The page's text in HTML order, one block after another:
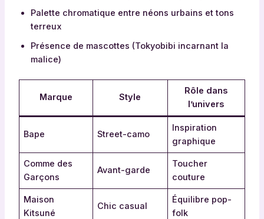
Palette chromatique entre néons urbains et tons
terreux
Présence de mascottes (Tokyobibi incarnant la
malice)
Marque Style
Rôle dans
l’univers
Bape Street-camo
Inspiration
graphique
Comme des
Garçons
Avant-garde
Toucher
couture
Maison
Kitsuné
Chic casual
Équilibre pop-
folk